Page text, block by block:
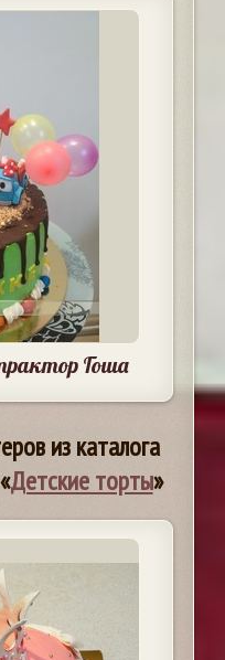
Гоша
из каталога
Детские торты»